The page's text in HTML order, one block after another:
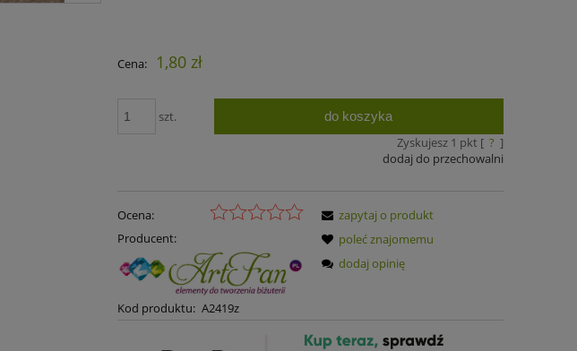
Cena: 1,80 zł
szt. do koszyka
Zyskujesz 1 pkt [ ? ]
dodaj do przechowalni
Ocena:
Producent:
Kod produktu: A2419z
zapytaj o produkt
poleć znajomemu
dodaj opinię